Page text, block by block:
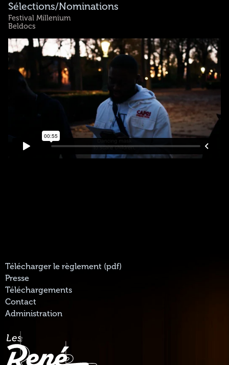
Sélections/Nominations
Festival Millenium
Beldocs
Télécharger le règlement (pdf)
Presse
Téléchargements
Contact
Administration